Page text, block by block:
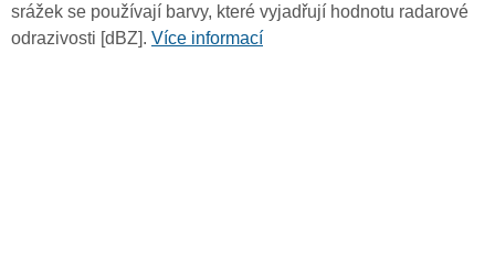
srážek se používají barvy, které vyjadřují hodnotu radarové
odrazivosti [dBZ]. Více informací